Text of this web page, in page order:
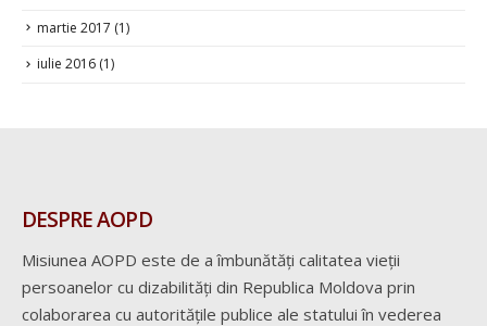
martie 2017 (1)
iulie 2016 (1)
DESPRE AOPD
Misiunea AOPD este de a îmbunătăți calitatea vieții
persoanelor cu dizabilități din Republica Moldova prin
colaborarea cu autoritățile publice ale statului în vederea